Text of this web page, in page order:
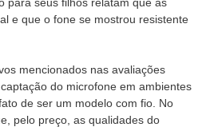
e que o fone se mostrou resistente
mencionados nas avaliações
do microfone em ambientes
de ser um modelo com fio. No
pelo preço, as qualidades do